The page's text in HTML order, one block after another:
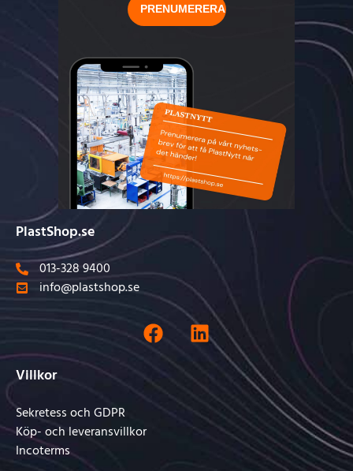
PlastShop.se
013-328 9400
info@plastshop.se
Villkor
Sekretess och GDPR
Köp- och leveransvillkor
Incoterms